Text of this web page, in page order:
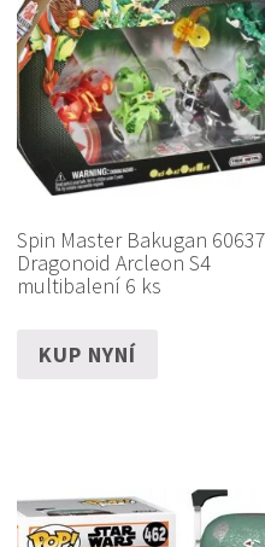
Spin Master Bakugan
Dragonoid Arcleon S4
multibalení 6 ks
KUP NYNÍ